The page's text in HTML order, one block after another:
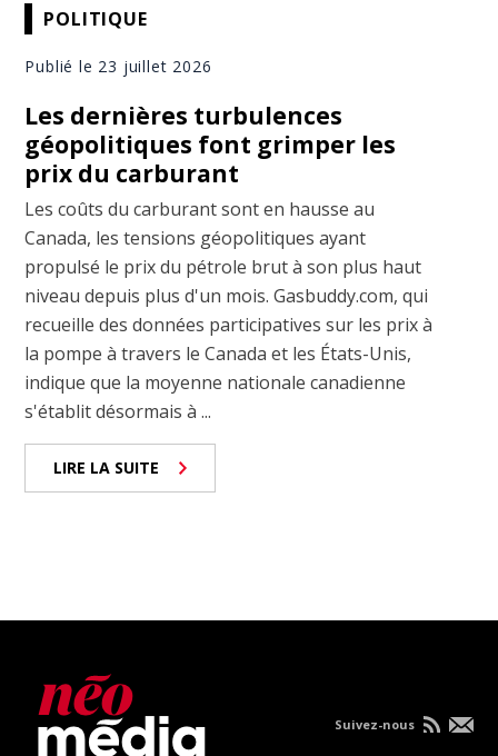
POLITIQUE
Publié le 23 juillet 2026
Les dernières turbulences
géopolitiques font grimper les
prix du carburant
Les coûts du carburant sont en hausse au
Canada, les tensions géopolitiques ayant
propulsé le prix du pétrole brut à son plus haut
niveau depuis plus d'un mois. Gasbuddy.com, qui
recueille des données participatives sur les prix à
la pompe à travers le Canada et les États-Unis,
indique que la moyenne nationale canadienne
s'établit désormais à ...
LIRE LA SUITE
Suivez-nous